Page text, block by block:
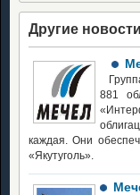
Другие новости
881
каждая. Они
«Якутуголь».